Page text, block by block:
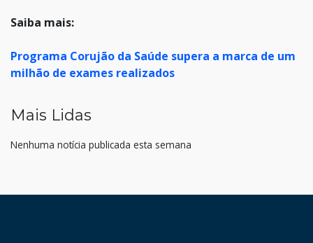
Saiba mais:
Programa Corujão da Saúde supera a marca de um
milhão de exames realizados
Mais Lidas
Nenhuma notícia publicada esta semana